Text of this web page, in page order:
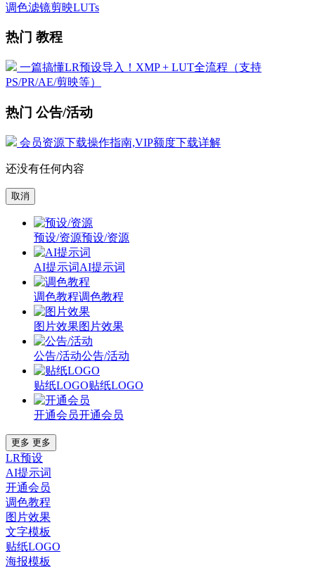
调色滤镜剪映LUTs
热门 教程
一篇搞懂LR预设导入！XMP + LUT全流程（支持
PS/PR/AE/剪映等）
热门 公告/活动
会员资源下载操作指南,VIP额度下载详解
还没有任何内容
取消
预设/资源预设/资源
AI提示词AI提示词
调色教程调色教程
图片效果图片效果
公告/活动公告/活动
贴纸LOGO贴纸LOGO
开通会员开通会员
更多 更多
LR预设
AI提示词
开通会员
调色教程
图片效果
文字模板
贴纸LOGO
海报模板